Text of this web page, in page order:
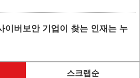
이버보안 기업이 찾는 인재는 누
스크랩순